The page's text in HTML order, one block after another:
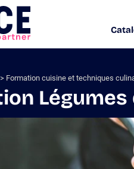
Formation cuisine et techniques